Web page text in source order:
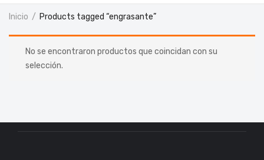
Inicio Products tagged “engrasante”
No se encontraron productos que coincidan con su
selección.